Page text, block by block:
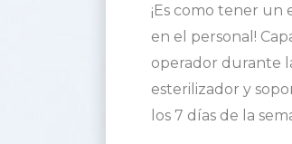
¡Es como tener un
en el personal!
operador durante
esterilizador y
los 7 días de la